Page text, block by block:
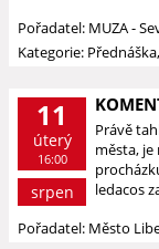
Pořadatel: MUZA -
Kategorie:
11
úterý
16:00
srpen
Právě
města,
ledacos
Pořadatel: Město